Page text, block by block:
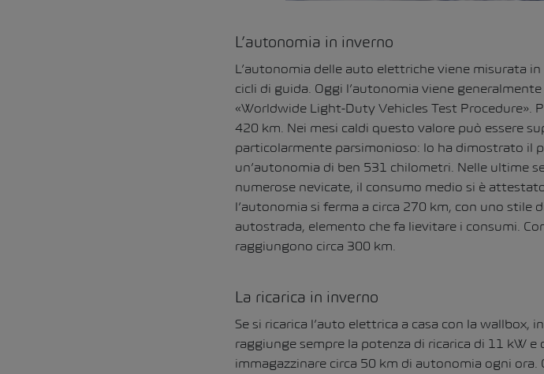
L’autonomia in inverno
L’autonomia delle auto elettriche viene misurata
cicli di guida. Oggi l’autonomia viene
«Worldwide Light-Duty Vehicles Test Procedure».
420 km. Nei mesi caldi questo valore può essere
particolarmente parsimonioso: lo ha dimostrato il
un’autonomia di ben 531 chilometri. Nelle ultime
numerose nevicate, il consumo medio si è
l’autonomia si ferma a circa 270 km, con uno stile
autostrada, elemento che fa lievitare i consumi.
raggiungono circa 300 km.
La ricarica in inverno
Se si ricarica l’auto elettrica a casa con la wallbox,
raggiunge sempre la potenza di ricarica di 11 kW
immagazzinare circa 50 km di autonomia ogni